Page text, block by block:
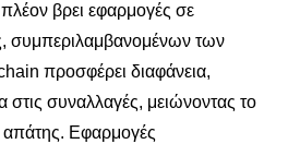
βρει εφαρμογές σε
συμπεριλαμβανομένων των
προσφέρει διαφάνεια,
στις συναλλαγές, μειώνοντας το
απάτης. Εφαρμογές